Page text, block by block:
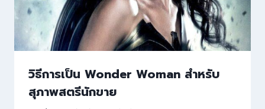
วิธีการเป็น Wonder Woman สำหรับ
สุภาพสตรีนักขาย